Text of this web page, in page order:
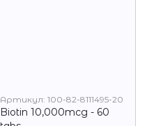
Артикул: 100-82-8111495-20
Biotin 10,000mcg - 60